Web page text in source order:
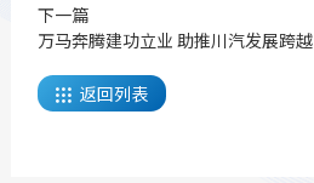
下一篇
万马奔腾建功立业 助推川汽发展跨越
 返回列表